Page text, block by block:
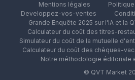
Mentions légales
Developpez-vos-ventes
Grande Enquête 2025 sur l'IA et la
Calculateur du coût des titres-
Simulateur du coût de la mutuelle
Calculateur du coût des chèques-
Notre méthodologie éditoriale
© QVT Market